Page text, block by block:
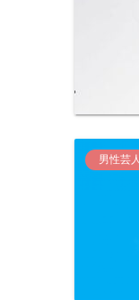
男性芸人